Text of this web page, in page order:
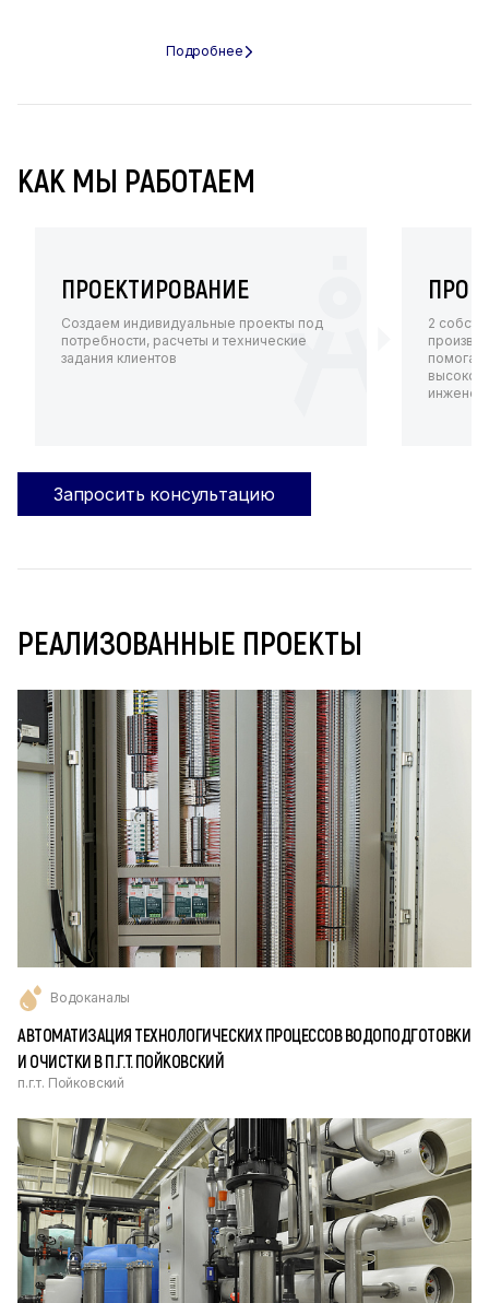
КАК МЫ РАБОТАЕМ
ПРОЕКТИРОВАНИЕ
Создаем индивидуальные проекты под
потребности, расчеты и технические
задания клиентов
2
Запросить консультацию
РЕАЛИЗОВАННЫЕ ПРОЕКТЫ
Водоканалы
АВТОМАТИЗАЦИЯ ТЕХНОЛОГИЧЕСКИХ ПРОЦЕССОВ ВОДОПОДГОТОВКИ
И ОЧИСТКИ В П.Г.Т. ПОЙКОВСКИЙ
п.г.т. Пойковский